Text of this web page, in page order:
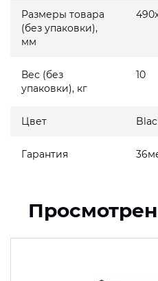
Размеры товара
(без упаковки),
мм
Вес (без
упаковки), кг
10
Цвет
Гарантия